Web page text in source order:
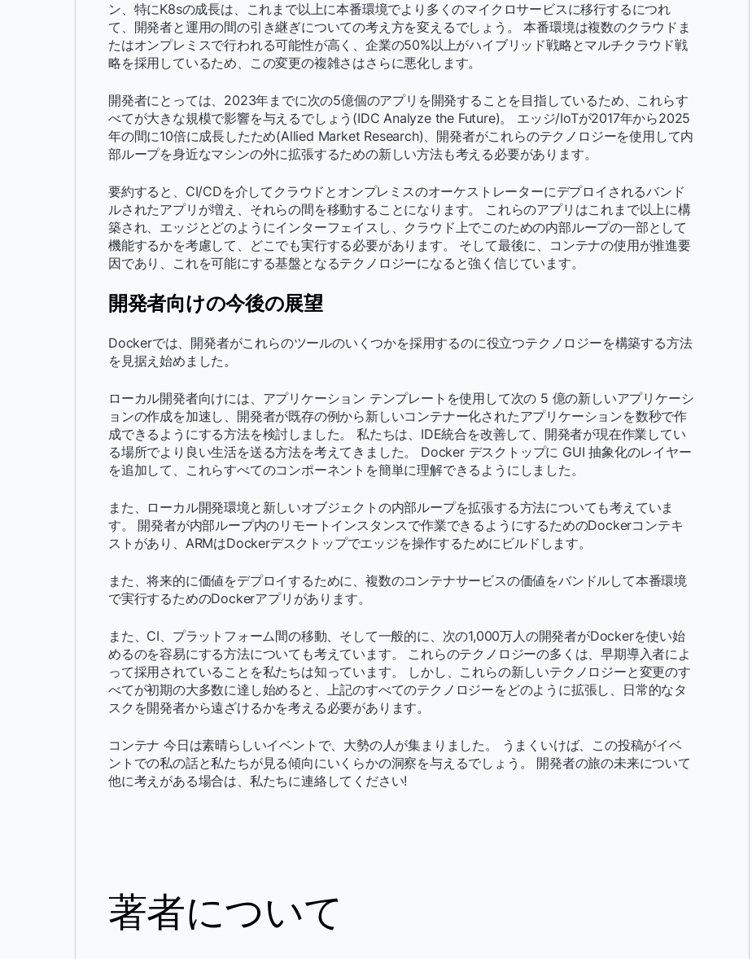
ン、特にK8sの成長は、これまで以上に本番環境でより多くのマイクロサービスに移行するにつれ
て、開発者と運用の間の引き継ぎについての考え方を変えるでしょう。 本番環境は複数のクラウドま
たはオンプレミスで行われる可能性が高く、企業の50%以上がハイブリッド戦略とマルチクラウド戦
略を採用しているため、この変更の複雑さはさらに悪化します。
開発者にとっては、2023年までに次の5億個のアプリを開発することを目指しているため、これらす
べてが大きな規模で影響を与えるでしょう(IDC Analyze the Future)。 エッジ/IoTが2017年から2025
年の間に10倍に成長したため(Allied Market Research)、開発者がこれらのテクノロジーを使用して内
部ループを身近なマシンの外に拡張するための新しい方法も考える必要があります。
要約すると、CI/CDを介してクラウドとオンプレミスのオーケストレーターにデプロイされるバンド
ルされたアプリが増え、それらの間を移動することになります。 これらのアプリはこれまで以上に構
築され、エッジとどのようにインターフェイスし、クラウド上でこのための内部ループの一部として
機能するかを考慮して、どこでも実行する必要があります。 そして最後に、コンテナの使用が推進要
因であり、これを可能にする基盤となるテクノロジーになると強く信じています。
開発者向けの今後の展望
Dockerでは、開発者がこれらのツールのいくつかを採用するのに役立つテクノロジーを構築する方法
を見据え始めました。
ローカル開発者向けには、アプリケーション テンプレートを使用して次の 5 億の新しいアプリケーシ
ョンの作成を加速し、開発者が既存の例から新しいコンテナー化されたアプリケーションを数秒で作
成できるようにする方法を検討しました。 私たちは、IDE統合を改善して、開発者が現在作業してい
る場所でより良い生活を送る方法を考えてきました。 Docker デスクトップに GUI 抽象化のレイヤー
を追加して、これらすべてのコンポーネントを簡単に理解できるようにしました。
また、ローカル開発環境と新しいオブジェクトの内部ループを拡張する方法についても考えていま
す。 開発者が内部ループ内のリモートインスタンスで作業できるようにするためのDockerコンテキ
ストがあり、ARMはDockerデスクトップでエッジを操作するためにビルドします。
また、将来的に価値をデプロイするために、複数のコンテナサービスの価値をバンドルして本番環境
で実行するためのDockerアプリがあります。
また、CI、プラットフォーム間の移動、そして一般的に、次の1,000万人の開発者がDockerを使い始
めるのを容易にする方法についても考えています。 これらのテクノロジーの多くは、早期導入者によ
って採用されていることを私たちは知っています。 しかし、これらの新しいテクノロジーと変更のす
べてが初期の大多数に達し始めると、上記のすべてのテクノロジーをどのように拡張し、日常的なタ
スクを開発者から遠ざけるかを考える必要があります。
コンテナ 今日は素晴らしいイベントで、大勢の人が集まりました。 うまくいけば、この投稿がイベ
ントでの私の話と私たちが見る傾向にいくらかの洞察を与えるでしょう。 開発者の旅の未来について
他に考えがある場合は、私たちに連絡してください!
著者について